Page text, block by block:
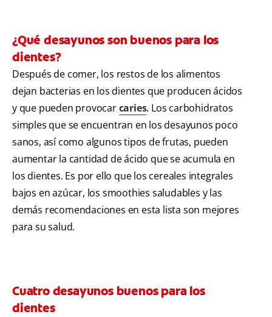
¿Qué desayunos son buenos para los
dientes?
Después de comer, los restos de los alimentos
dejan bacterias en los dientes que producen ácidos
y que pueden provocarcaries. Los carbohidratos
simples que se encuentran en los desayunos poco
sanos, así como algunos tipos de frutas, pueden
aumentar la cantidad de ácido que se acumula en
los dientes. Es por ello que los cereales integrales
bajos en azúcar, los smoothies saludables y las
demás recomendaciones en esta lista son mejores
para su salud.
Cuatro desayunos buenos para los
dientes